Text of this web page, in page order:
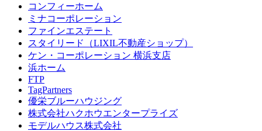
コンフィーホーム
ミナコーポレーション
ファインエステート
スタイリード（LIXIL不動産ショップ）
ケン・コーポレーション 横浜支店
浜ホーム
FTP
TagPartners
優栄ブルーハウジング
株式会社ハクホウエンタープライズ
モデルハウス株式会社